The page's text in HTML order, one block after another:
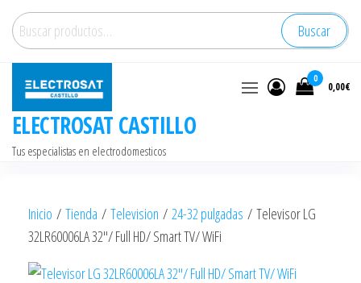
Saltar
contenido
Buscar
por:
Buscar
ELECTROSAT CASTILLO
Tus especialistas en electrodomesticos
0
0,00€
Inicio / Tienda / Television / 24-32 pulgadas / Televisor LG
32LR60006LA 32″/ Full HD/ Smart TV/ WiFi